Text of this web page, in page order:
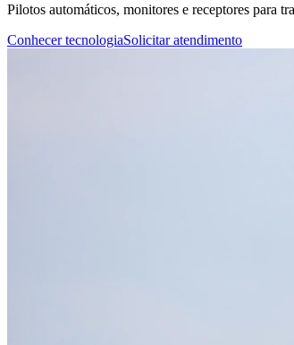
Pilotos automáticos, monitores e receptores para
Conhecer tecnologiaSolicitar atendimento